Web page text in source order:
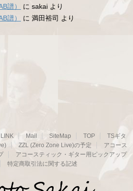
譜）
に sakai より
譜）
に 満田裕司 より
LINK Mail SiteMap TOP
TSギタ
ZZL (Zero Zone Live)の予定
アコース
アコースティック・ギター用ピックアップ
特定商取引法に関する記述